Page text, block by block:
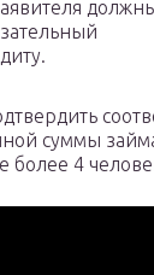
суммы
более 4